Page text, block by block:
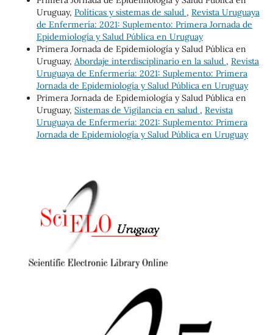
Uruguay, Políticas y sistemas de salud , Revista Uruguaya
de Enfermería: 2021: Suplemento: Primera Jornada de
Epidemiología y Salud Pública en Uruguay
Primera Jornada de Epidemiología y Salud Pública en
Uruguay, Abordaje interdisciplinario en la salud , Revista
Uruguaya de Enfermería: 2021: Suplemento: Primera
Jornada de Epidemiología y Salud Pública en Uruguay
Primera Jornada de Epidemiología y Salud Pública en
Uruguay, Sistemas de Vigilancia en salud , Revista
Uruguaya de Enfermería: 2021: Suplemento: Primera
Jornada de Epidemiología y Salud Pública en Uruguay